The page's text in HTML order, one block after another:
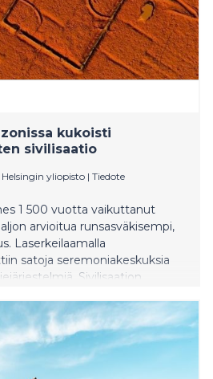
MTK muistuttaa, että
kuluttajalle turvallista.
kukoisti
sivilisaatio
Helsingin yliopisto | Tiedote
1 500 vuotta vaikuttanut
arvioitua runsasväkisempi,
Laserkeilaamalla
satoja seremoniakeskuksia
Sivilisaation